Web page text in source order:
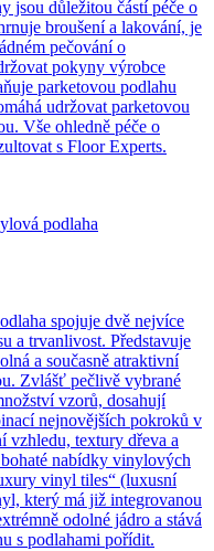
jsou důležitou částí péče o
broušení a lakování, je
pečování o
pokyny výrobce
parketovou podlahu
udržovat parketovou
Vše ohledně péče o
s Floor Experts.
podlaha
spojuje dvě nejvíce
a trvanlivost. Představuje
a současně atraktivní
Zvlášť pečlivě vybrané
vzorů, dosahují
nejnovějších pokroků v
vzhledu, textury dřeva a
nabídky vinylových
vinyl tiles“ (luxusní
který má již integrovanou
odolné jádro a stává
s podlahami pořídit.